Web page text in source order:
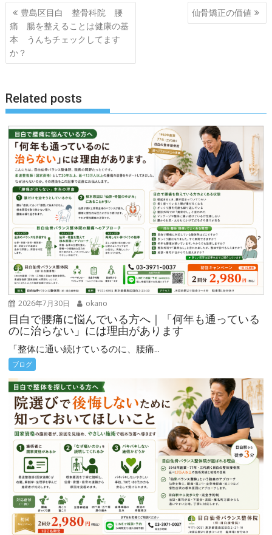
投
稿
ナ
ビ
シ
ン
豊島区目白 整骨科院 腰
痛 腸を整えることは健康の基
本 うんちチェックしてます
か？
仙骨矯正の価値
Related posts
2026年7月30日 okano
目白で腰痛に悩んでいる方へ｜「何年も通っている
のに治らない」には理由があります
「整体に通い続けているのに、腰痛...
ブログ